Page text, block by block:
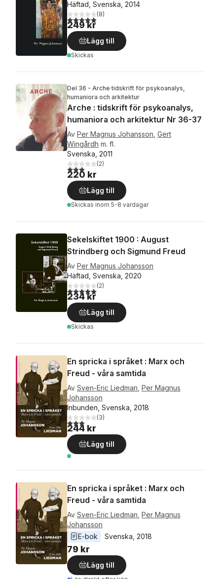
Häftad, Svenska, 2014
5,0utav 5 stjärnor. Totalt antal röster:
(8)
249 kr
Lägg till
Skickas
Del 36 - Arche tidskrift för psykoanalys,
humaniora och arkitektur
Arche : tidskrift för psykoanalys,
humaniora och arkitektur Nr 36-37
Av Per Magnus Johansson Gert
Wingårdh m. fl.
Svenska, 2011
3,0utav 5 stjärnor. Totalt antal röster:
(2)
220 kr
Lägg till
Skickas inom 5-8 vardagar
Sekelskiftet 1900 : August
Strindberg och Sigmund Freud
Av Per Magnus Johansson
Häftad, Svenska, 2020
5,0utav 5 stjärnor. Totalt antal röster:
(2)
234 kr
Lägg till
Skickas
En spricka i språket : Marx och
Freud - våra samtida
Av Sven-Eric Liedman Per Magnus
Johansson
Inbunden, Svenska, 2018
3,0utav 5 stjärnor. Totalt antal röster:
(3)
244 kr
Lägg till
En spricka i språket : Marx och
Freud - våra samtida
Av Sven-Eric Liedman Per Magnus
Johansson
E-bok
Svenska 2018
79 kr
Lägg till